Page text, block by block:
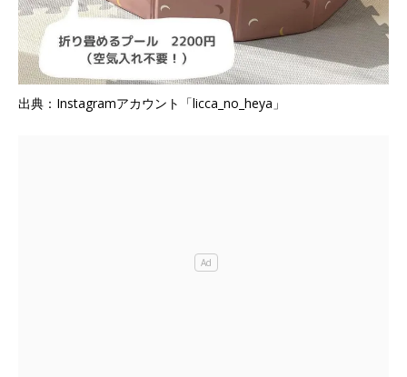
出典：Instagramアカウント「licca_no_heya」